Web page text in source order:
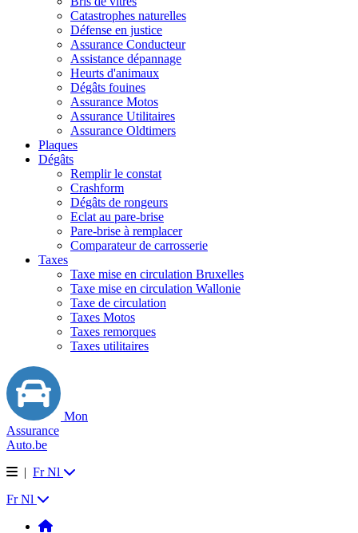
Catastrophes naturelles
Défense en justice
Assurance Conducteur
Assistance dépannage
Heurts d'animaux
Dégâts fouines
Assurance Motos
Assurance Utilitaires
Assurance Oldtimers
Plaques
Dégâts
Remplir le constat
Crashform
Dégâts de rongeurs
Eclat au pare-brise
Pare-brise à remplacer
Comparateur de carrosserie
Taxes
Taxe mise en circulation Bruxelles
Taxe mise en circulation Wallonie
Taxe de circulation
Taxes Motos
Taxes remorques
Taxes utilitaires
Mon
Assurance
Auto.be
| Fr Nl
Fr Nl